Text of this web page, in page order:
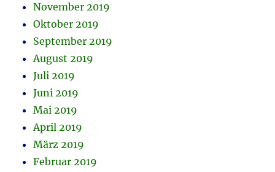
November 2019
Oktober 2019
September 2019
August 2019
Juli 2019
Juni 2019
Mai 2019
April 2019
März 2019
Februar 2019